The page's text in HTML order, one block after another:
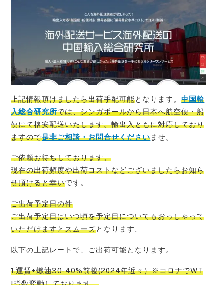
上記情報頂けましたら出荷手配可能となります。中国輸
入総合研究所では、シンガポールから日本へ航空便・船
便にて格安配送いたします。輸出入ともに対応しており
ますので是非ご相談・お問合せくださいませ。
ご依頼お待ちしております。
現在の出荷頻度や出荷コストなどございましたらお知ら
せ頂けると幸いです。
ご出荷予定日の件
ご出荷予定日はいつ頃を予定日についてもおっしゃって
いただけますとスムーズとなります。
以下の上記レートで、ご出荷可能となります。
1.運賃+燃油30-40%前後(2024年近々）※コロナでWT
I指数変動しております。